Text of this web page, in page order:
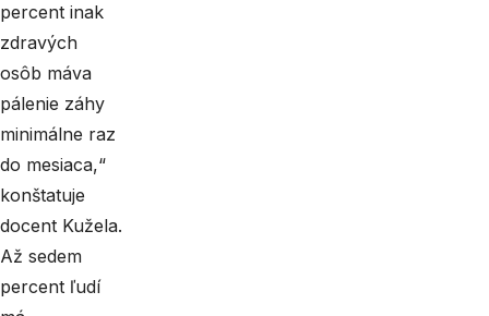
percent inak
zdravých
osôb máva
pálenie záhy
minimálne raz
do mesiaca,“
konštatuje
docent Kužela.
Až sedem
percent ľudí